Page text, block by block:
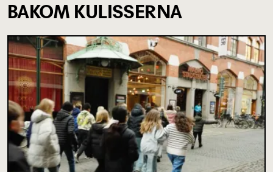
BAKOM KULISSERNA